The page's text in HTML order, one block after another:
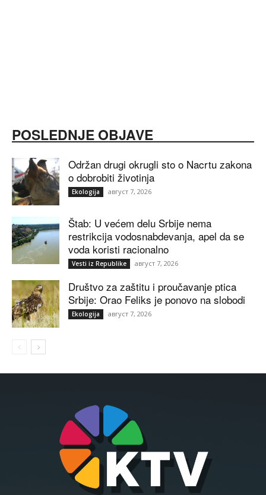
POSLEDNJE OBJAVE
Održan drugi okrugli sto o Nacrtu zakona
o dobrobiti životinja
Ekologija август 7, 2026
Štab: U većem delu Srbije nema
restrikcija vodosnabdevanja, apel da se
voda koristi racionalno
Vesti iz Republike август 7, 2026
Društvo za zaštitu i proučavanje ptica
Srbije: Orao Feliks je ponovo na slobodi
Ekologija август 7, 2026